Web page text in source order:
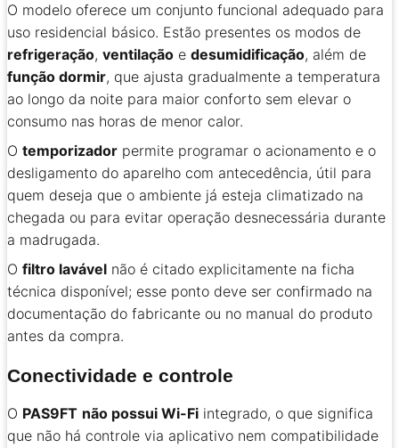
O modelo oferece um conjunto funcional adequado para
uso residencial básico. Estão presentes os modos de
refrigeração, ventilação e desumidificação, além de
função dormir, que ajusta gradualmente a temperatura
ao longo da noite para maior conforto sem elevar o
consumo nas horas de menor calor.
O temporizador permite programar o acionamento e o
desligamento do aparelho com antecedência, útil para
quem deseja que o ambiente já esteja climatizado na
chegada ou para evitar operação desnecessária durante
a madrugada.
O filtro lavável não é citado explicitamente na ficha
técnica disponível; esse ponto deve ser confirmado na
documentação do fabricante ou no manual do produto
antes da compra.
Conectividade e controle
O PAS9FT não possui Wi-Fi integrado, o que significa
que não há controle via aplicativo nem compatibilidade